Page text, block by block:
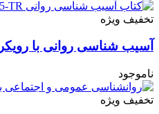
تخفیف ویژه
آسیب شناسی روانی با
ناموجود
تخفیف ویژه